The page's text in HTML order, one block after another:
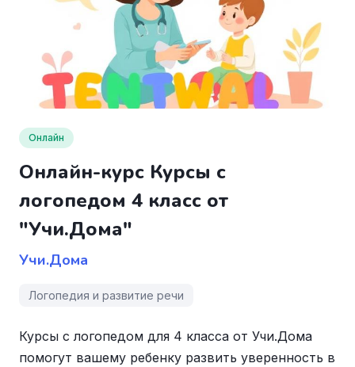
Онлайн
Онлайн-курс Курсы с
логопедом 4 класс от
"Учи.Дома"
Учи.Дома
Логопедия и развитие речи
Курсы с логопедом для 4 класса от Учи.Дома
помогут вашему ребенку развить уверенность в